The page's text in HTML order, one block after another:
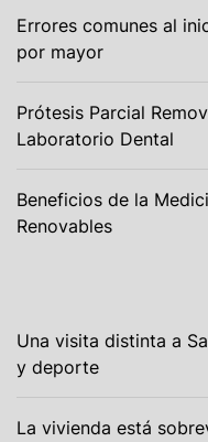
Errores comunes al
por mayor
Prótesis Parcial
Laboratorio Dental
Beneficios de la
Renovables
Una visita distinta a
y deporte
La vivienda está